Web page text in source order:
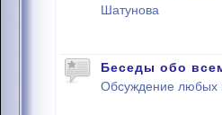
Шатунова
Беседы обо
Обсуждение любых